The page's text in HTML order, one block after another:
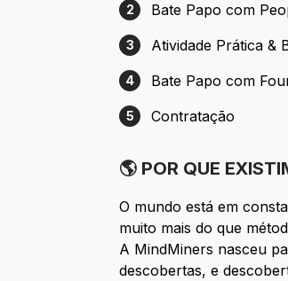
Etapa 2: Bate Papo com
2 Bate Papo com
Etapa 3: Atividade
3 Atividade Prática &
Etapa 4: Bate Papo com
4 Bate Papo com
Etapa 5: Contratação
5 Contratação
🌎 POR QUE
O mundo está em
muito mais do que
A MindMiners nasceu
descobertas, e